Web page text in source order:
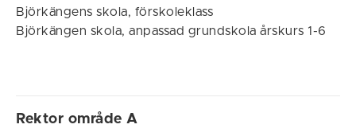
Björkängens skola, förskoleklass
Björkängen skola, anpassad grundskola årskurs 1-6
Rektor område A